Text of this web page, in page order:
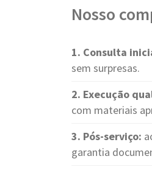
Nosso
1. Consulta
sem surpresas.
2. Execução
com materiais
3. Pós-serviço:
garantia